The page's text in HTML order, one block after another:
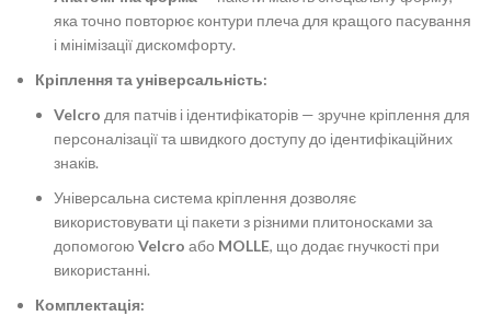
яка точно повторює контури плеча для кращого пасування
і мінімізації дискомфорту.
Кріплення та універсальність:
Velcro для патчів і ідентифікаторів — зручне кріплення для
персоналізації та швидкого доступу до ідентифікаційних
знаків.
Універсальна система кріплення дозволяє
використовувати ці пакети з різними плитоносками за
допомогою Velcro або MOLLE, що додає гнучкості при
використанні.
Комплектація: